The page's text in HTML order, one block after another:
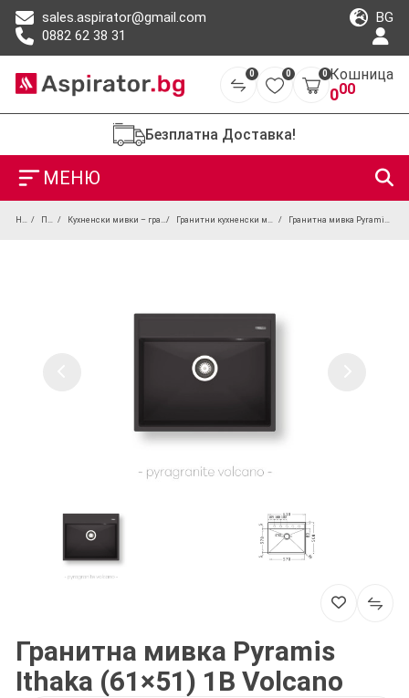
sales.aspirator@gmail.com
0882 62 38 31
BG
Безплатна Доставка!
0 0 0 Кошница
000
МЕНЮ
Начало Продукти Кухненски мивки – гранитни, инокс и под плот Гранитни кухненски мивки (композитни мивки) Гранитна мивка Pyramis Ithaka (61×51) 1B Volcano
Гранитна мивка Pyramis
Ithaka (61×51) 1B Volcano